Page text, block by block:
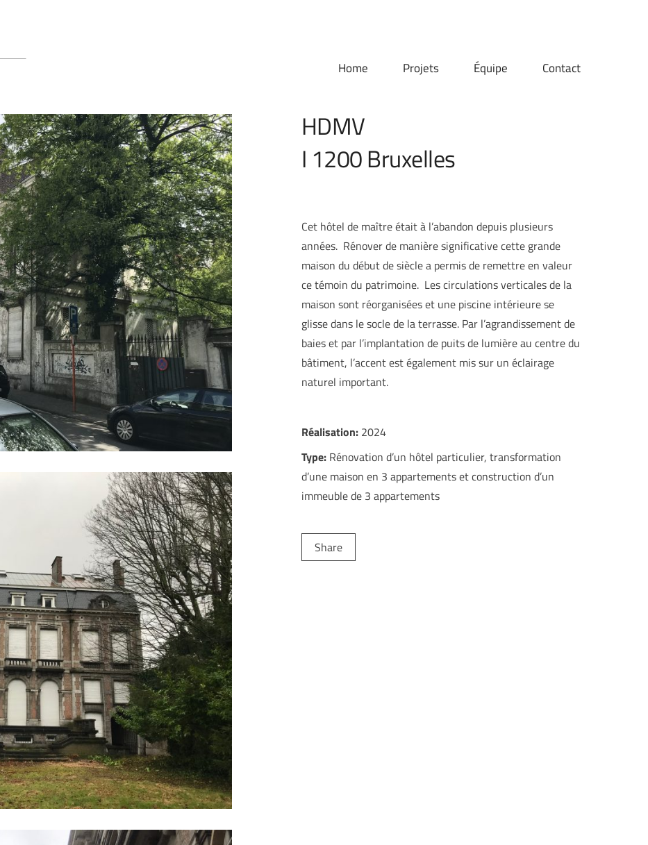
Home Projets Équipe Contact
HDMV
I 1200 Bruxelles
Cet hôtel de maître était à l’abandon depuis plusieurs
années. Rénover de manière significative cette grande
maison du début de siècle a permis de remettre en valeur
ce témoin du patrimoine. Les circulations verticales de la
maison sont réorganisées et une piscine intérieure se
glisse dans le socle de la terrasse. Par l’agrandissement de
baies et par l’implantation de puits de lumière au centre du
bâtiment, l’accent est également mis sur un éclairage
naturel important.
Réalisation:2024
Type:Rénovation d’un hôtel particulier, transformation
d’une maison en 3 appartements et construction d’un
immeuble de 3 appartements
Share